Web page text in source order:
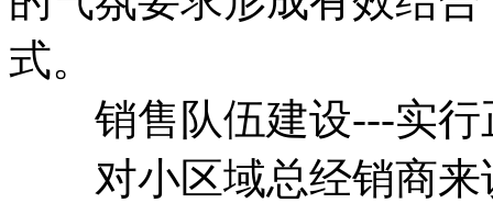
式。
销售队伍建设---实行
对小区域总经销商来